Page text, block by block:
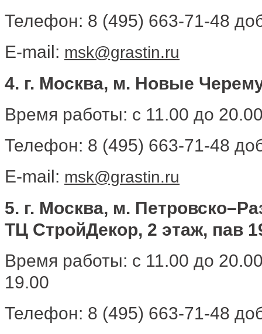
Телефон: 8 (495) 663-71-48
E-mail: msk@grastin.ru
4. г. Москва, м. Новые
Время работы: с 11.00 до
Телефон: 8 (495) 663-71-48
E-mail: msk@grastin.ru
5. г. Москва, м.
ТЦ СтройДекор, 2 этаж, пав
Время работы: с 11.00 до
19.00
Телефон: 8 (495) 663-71-48